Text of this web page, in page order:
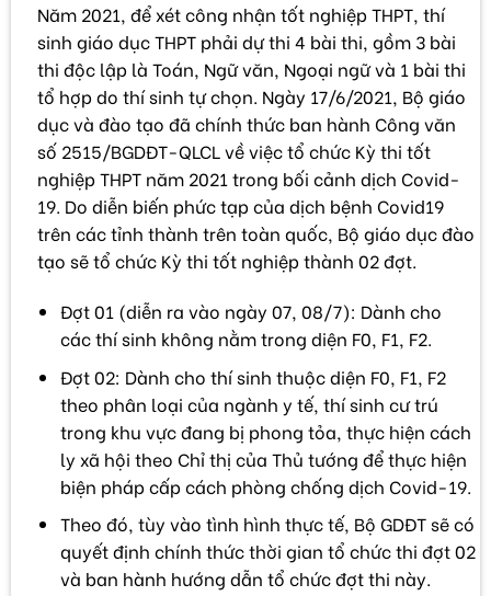
Năm 2021, để xét công nhận tốt nghiệp THPT, thí
sinh giáo dục THPT phải dự thi 4 bài thi, gồm 3 bài
thi độc lập là Toán, Ngữ văn, Ngoại ngữ và 1 bài thi
tổ hợp do thí sinh tự chọn. Ngày 17/6/2021, Bộ giáo
dục và đào tạo đã chính thức ban hành Công văn
số 2515/BGDĐT-QLCL về việc tổ chức Kỳ thi tốt
nghiệp THPT năm 2021 trong bối cảnh dịch Covid-
19. Do diễn biến phức tạp của dịch bệnh Covid19
trên các tỉnh thành trên toàn quốc, Bộ giáo dục đào
tạo sẽ tổ chức Kỳ thi tốt nghiệp thành 02 đợt.
Đợt 01 (diễn ra vào ngày 07, 08/7): Dành cho
các thí sinh không nằm trong diện F0, F1, F2.
Đợt 02: Dành cho thí sinh thuộc diện F0, F1, F2
theo phân loại của ngành y tế, thí sinh cư trú
trong khu vực đang bị phong tỏa, thực hiện cách
ly xã hội theo Chỉ thị của Thủ tướng để thực hiện
biện pháp cấp cách phòng chống dịch Covid-19.
Theo đó, tùy vào tình hình thực tế, Bộ GDĐT sẽ có
quyết định chính thức thời gian tổ chức thi đợt 02
và ban hành hướng dẫn tổ chức đợt thi này.